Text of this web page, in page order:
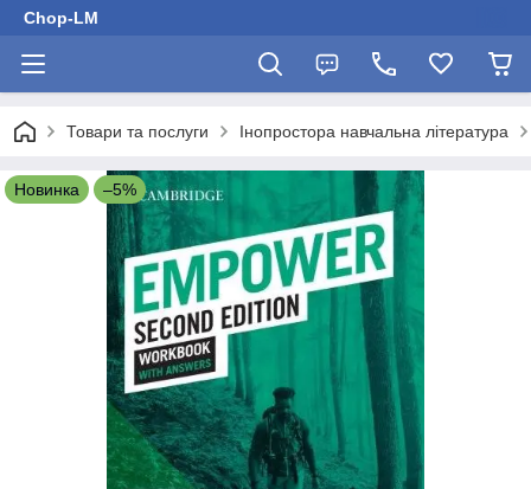
Chop-LM
Товари та послуги Інопростора навчальна література
Новинка –5%